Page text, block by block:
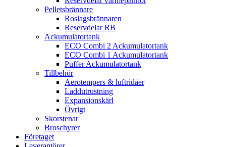
Pelletsbrännare
Roslagsbrännaren
Reservdelar RB
Ackumulatortank
ECO Combi 2 Ackumulatortank
ECO Combi 1 Ackumulatortank
Puffer Ackumulatortank
Tillbehör
Aerotempers & luftridåer
Laddutrustning
Expansionskärl
Övrigt
Skorstenar
Broschyrer
Företaget